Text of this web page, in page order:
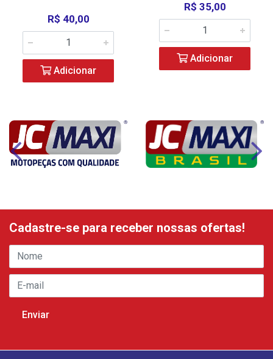
R$ 40,00
Adicionar
R$ 35,00
Adicionar
Cadastre-se para receber nossas ofertas!